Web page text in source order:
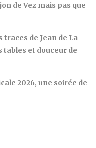
de Vez mais pas que
traces de Jean de La
et douceur de
2026, une soirée de